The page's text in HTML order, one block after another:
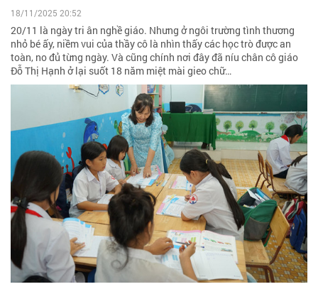
18/11/2025 20:52
20/11 là ngày tri ân nghề giáo. Nhưng ở ngôi trường tình thương
nhỏ bé ấy, niềm vui của thầy cô là nhìn thấy các học trò được an
toàn, no đủ từng ngày. Và cũng chính nơi đây đã níu chân cô giáo
Đỗ Thị Hạnh ở lại suốt 18 năm miệt mài gieo chữ…